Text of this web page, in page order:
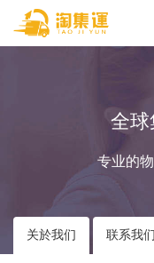
全球
专业的
关於我们 联系我们